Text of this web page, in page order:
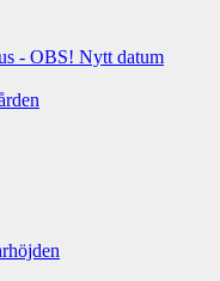
- OBS! Nytt datum